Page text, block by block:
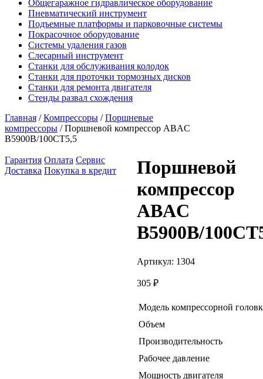
Общегаражное гидравлическое оборудование
Пневматический инструмент
Подъемные платформы и парковочные системы
Покрасочное оборудование
Системы удаления газов
Слесарный инструмент
Станки для обслуживания колодок
Станки для проточки тормозных дисков
Станки для ремонта двигателя
Стенды развал схождения
Главная /Компрессоры /Поршневые
компрессоры / Поршневой компрессор ABAC
B5900B/100CT5,5
Гарантия Оплата Сервис
Доставка Покупка в кредит
Поршневой
компрессор
ABAC
B5900B/
Артикул: 1304
305 ₽
Модель компрессорной
Объем
Производительность
Рабочее давление
Мощность двигателя